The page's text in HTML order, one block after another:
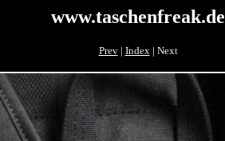
www.taschenfreak.de
Prev| Index| Next